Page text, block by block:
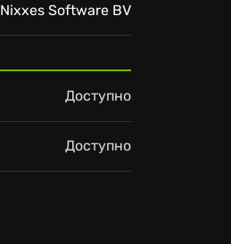
Nixxes Software BV
Доступно
Доступно